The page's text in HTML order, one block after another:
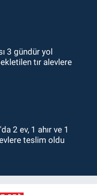
3 gündür yol
tır alevlere
2 ev, 1 ahır ve 1
teslim oldu